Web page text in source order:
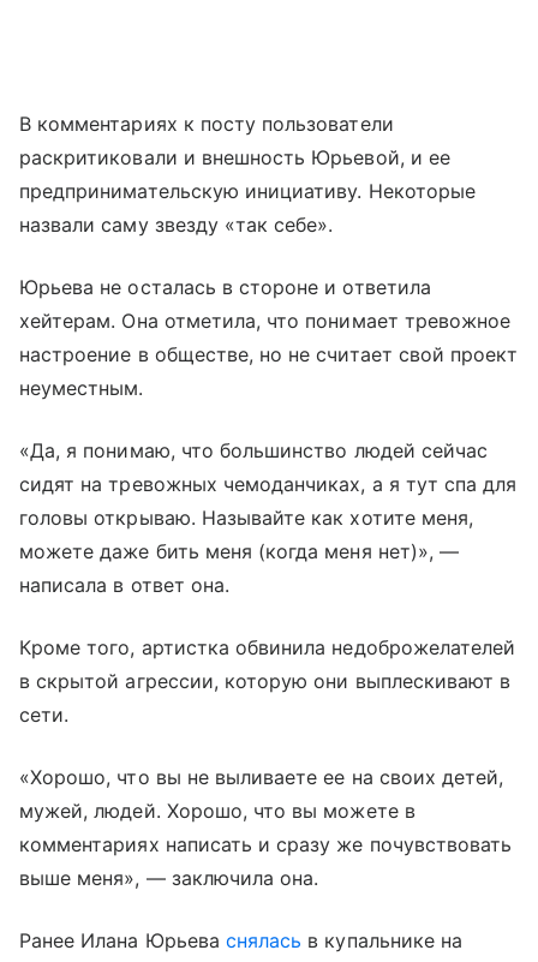
В комментариях к посту пользователи
раскритиковали и внешность Юрьевой, и ее
предпринимательскую инициативу. Некоторые
назвали саму звезду «так себе».
Юрьева не осталась в стороне и ответила
хейтерам. Она отметила, что понимает тревожное
настроение в обществе, но не считает свой проект
неуместным.
«Да, я понимаю, что большинство людей сейчас
сидят на тревожных чемоданчиках, а я тут спа для
головы открываю. Называйте как хотите меня,
можете даже бить меня (когда меня нет)», —
написала в ответ она.
Кроме того, артистка обвинила недоброжелателей
в скрытой агрессии, которую они выплескивают в
сети.
«Хорошо, что вы не выливаете ее на своих детей,
мужей, людей. Хорошо, что вы можете в
комментариях написать и сразу же почувствовать
выше меня», — заключила она.
Ранее Илана Юрьева снялась в купальнике на